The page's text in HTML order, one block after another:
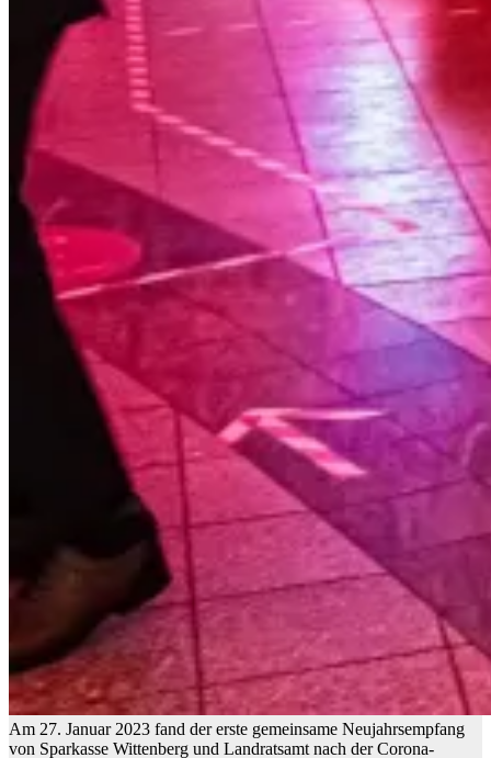
Am 27. Januar 2023 fand der erste gemeinsame Neujahrsempfang
von Sparkasse Wittenberg und Landratsamt nach der Corona-